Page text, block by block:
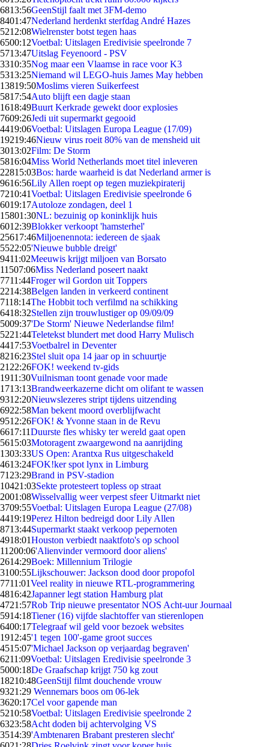
6813:56GeenStijl faalt met 3FM-demo
8401:47Nederland herdenkt sterfdag André Hazes
5212:08Wielrenster botst tegen haas
6500:12Voetbal: Uitslagen Eredivisie speelronde 7
5713:47Uitslag Feyenoord - PSV
3310:35Nog maar een Vlaamse in race voor K3
5313:25Niemand wil LEGO-huis James May hebben
13819:50Moslims vieren Suikerfeest
5817:54Auto blijft een dagje staan
1618:49Buurt Kerkrade gewekt door explosies
7609:26Jedi uit supermarkt gegooid
4419:06Voetbal: Uitslagen Europa League (17/09)
19219:46Nieuw virus roeit 80% van de mensheid uit
3013:02Film: De Storm
5816:04Miss World Netherlands moet titel inleveren
22815:03Bos: harde waarheid is dat Nederland armer is
9616:56Lily Allen roept op tegen muziekpiraterij
7210:41Voetbal: Uitslagen Eredivisie speelronde 6
6019:17Autoloze zondagen, deel 1
15801:30NL: bezuinig op koninklijk huis
6012:39Blokker verkoopt 'hamsterhel'
25617:46Miljoenennota: iedereen de sjaak
5522:05'Nieuwe bubble dreigt'
9411:02Meeuwis krijgt miljoen van Borsato
11507:06Miss Nederland poseert naakt
7711:44Froger wil Gordon uit Toppers
2214:38Belgen landen in verkeerd continent
7118:14The Hobbit toch verfilmd na schikking
6418:32Stellen zijn trouwlustiger op 09/09/09
5009:37'De Storm' Nieuwe Nederlandse film!
5221:44Teletekst blundert met dood Harry Mulisch
4417:53Voetbalrel in Deventer
8216:23Stel sluit opa 14 jaar op in schuurtje
21 22:26FOK! weekend tv-gids
1911:30Vuilnisman toont genade voor made
1713:13Brandweerkazerne dicht om olifant te wassen
9312:20Nieuwslezeres stript tijdens uitzending
6922:58Man bekent moord overblijfwacht
9512:26FOK! & Yvonne staan in de Revu
6617:11Duurste fles whisky ter wereld gaat open
5615:03Motoragent zwaargewond na aanrijding
1303:33US Open: Arantxa Rus uitgeschakeld
4613:24FOK!ker spot lynx in Limburg
71 23:29Brand in PSV-stadion
10421:03Sekte protesteert topless op straat
2001:08Wisselvallig weer verpest sfeer Uitmarkt niet
3709:55Voetbal: Uitslagen Europa League (27/08)
4419:19Perez Hilton bedreigd door Lily Allen
8713:44Supermarkt staakt verkoop pepernoten
4918:01Houston verbiedt naaktfoto's op school
11200:06'Alienvinder vermoord door aliens'
2614:29Boek: Millennium Trilogie
3100:55Lijkschouwer: Jackson dood door propofol
7711:01Veel reality in nieuwe RTL-programmering
4816:42Japanner legt station Hamburg plat
4721:57Rob Trip nieuwe presentator NOS Acht-uur Journaal
5914:18Tiener (16) vijfde slachtoffer van stierenlopen
6400:17Telegraaf wil geld voor bezoek websites
1912:45'1 tegen 100'-game groot succes
4515:07'Michael Jackson op verjaardag begraven'
6211:09Voetbal: Uitslagen Eredivisie speelronde 3
5000:18De Graafschap krijgt 750 kg zout
18210:48GeenStijl filmt douchende vrouw
9321:29 Wennemars boos om 06-lek
3620:17Cel voor gapende man
5210:58Voetbal: Uitslagen Eredivisie speelronde 2
6323:58Acht doden bij achtervolging VS
3514:39'Ambtenaren Brabant presteren slecht'